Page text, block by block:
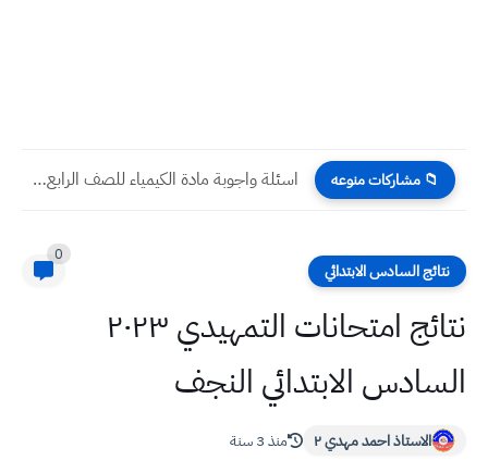
📁 مشاركات منوعه اسئلة واجوبة مادة الكيمياء للصف الرابع العلمي الاسبوع الثاني للعام...
نتائج السادس الابتدائي
0
نتائج امتحانات التمهيدي ٢٠٢٣
السادس الابتدائي النجف
الاستاذ احمد مهدي ٢ منذ 3 سنة